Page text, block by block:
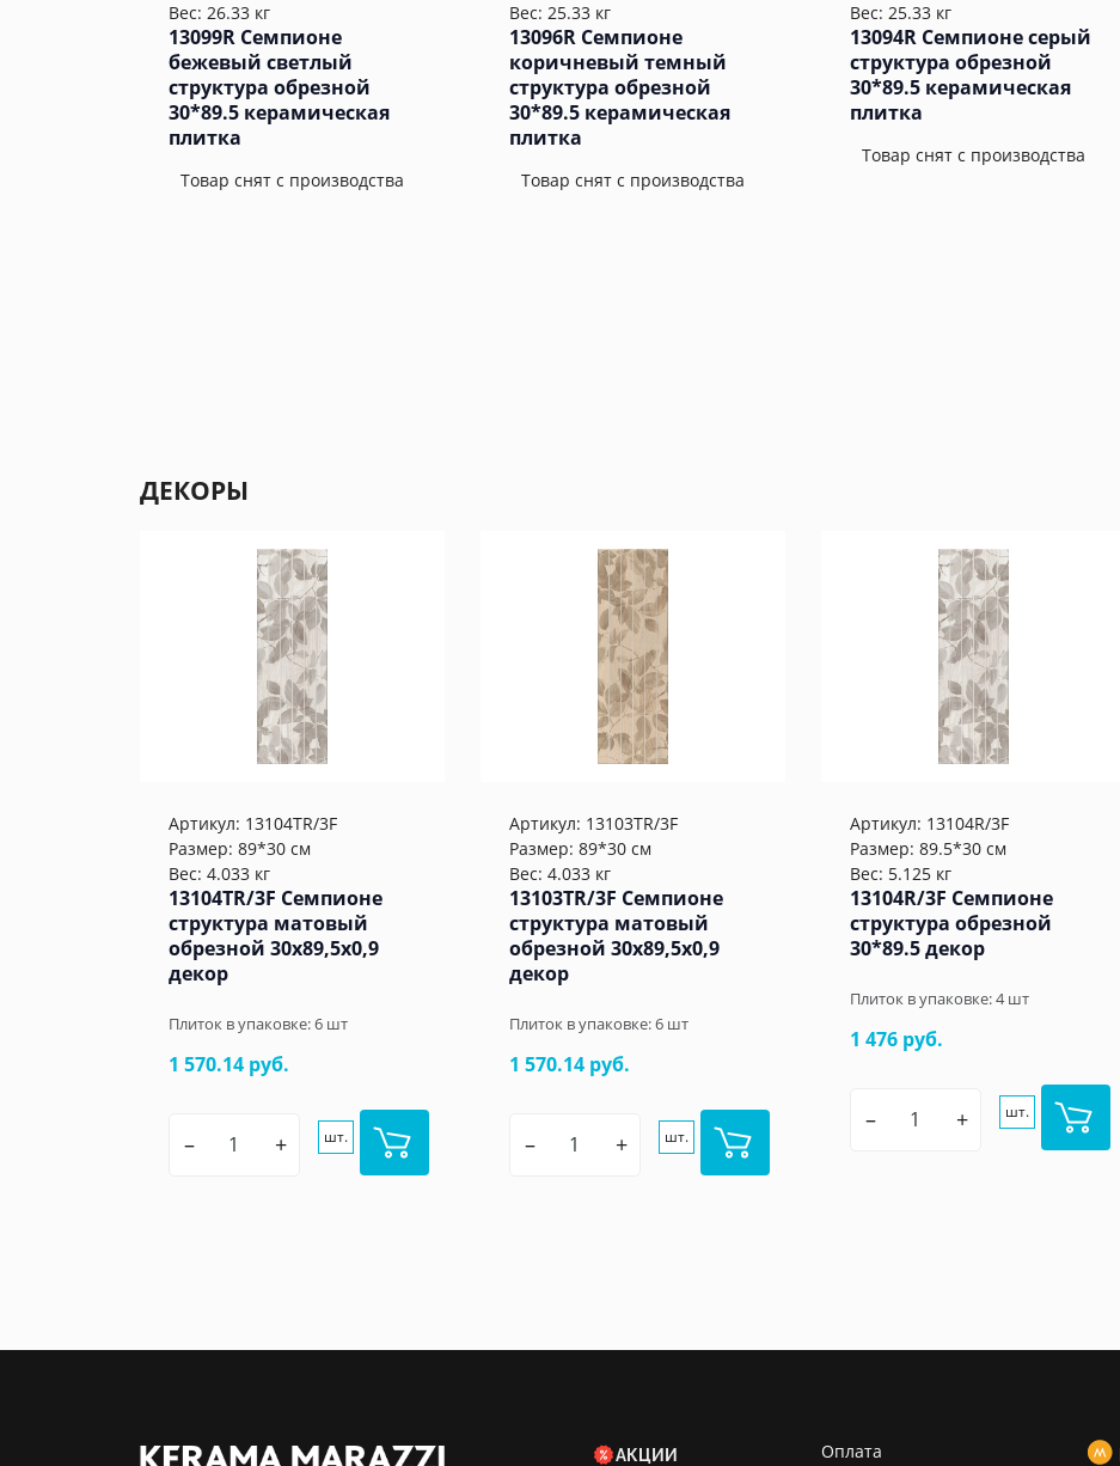
Вес: 26.33 кг
13099R Семпионе
бежевый светлый
структура обрезной
30*89.5 керамическая
плитка
Товар снят с производства
Вес: 25.33 кг
13096R Семпионе
коричневый темный
структура обрезной
30*89.5 керамическая
плитка
Товар снят с производства
Вес: 25.33 кг
13094R Семпионе серый
структура обрезной
30*89.5 керамическая
плитка
Товар снят с производства
ДЕКОРЫ
Артикул: 13104TR/3F
Размер: 89*30 см
Вес: 4.033 кг
13104TR/3F Семпионе
структура матовый
обрезной 30x89,5x0,9
декор
Плиток в упаковке:6 шт
1 570.14 руб.
– + шт.
Артикул: 13103TR/3F
Размер: 89*30 см
Вес: 4.033 кг
13103TR/3F Семпионе
структура матовый
обрезной 30x89,5x0,9
декор
Плиток в упаковке:6 шт
1 570.14 руб.
– + шт.
Артикул: 13104R/3F
Размер: 89.5*30 см
Вес: 5.125 кг
13104R/3F Семпионе
структура обрезной
30*89.5 декор
Плиток в упаковке:4шт
1 476 руб.
– + шт.
АКЦИИ Оплата